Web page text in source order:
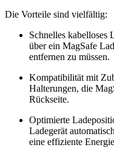
Die Vorteile sind vielfältig:
Schnelles kabelloses
über ein MagSafe
entfernen zu müssen.
Kompatibilität mit
Halterungen, die
Rückseite.
Optimierte
Ladegerät
eine effiziente